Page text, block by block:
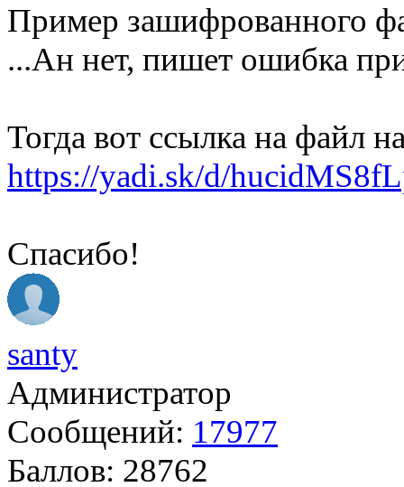
Пример зашифрованного
...Ан нет, пишет ошибка
Тогда вот ссылка на файл
https://yadi.sk/d/
Спасибо!
santy
Администратор
Сообщений: 17977
Баллов: 28762